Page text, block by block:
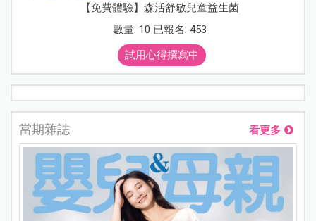
【免費體驗】森活舒敏兒童益生菌
數量: 10 已報名: 453
試用心得撰寫中
當期雜誌 看更多